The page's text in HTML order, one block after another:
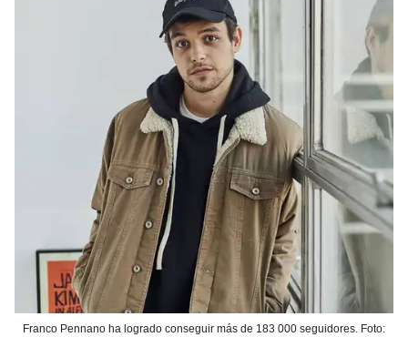
Franco Pennano ha logrado conseguir más de 183 000 seguidores. Foto: